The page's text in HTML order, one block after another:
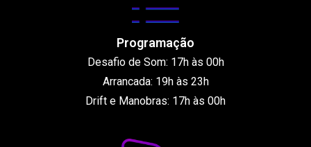
Programação
Desafio de Som: 17h às 00h
Arrancada: 19h às 23h
Drift e Manobras: 17h às 00h